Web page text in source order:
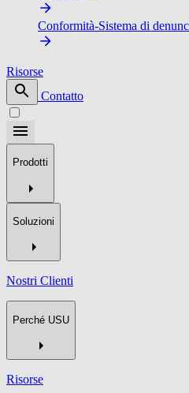
Conformità-Sistema di
Risorse
Contatto
Prodotti
Soluzioni
Nostri Clienti
Perché USU
Risorse